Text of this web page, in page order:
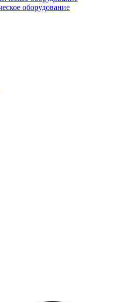
оборудование